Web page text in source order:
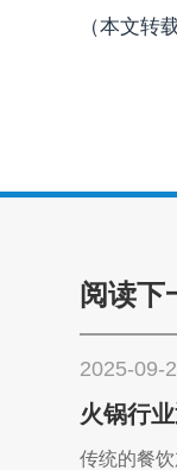
（本文转
阅读下
2025-09-
火锅行
传统的餐饮